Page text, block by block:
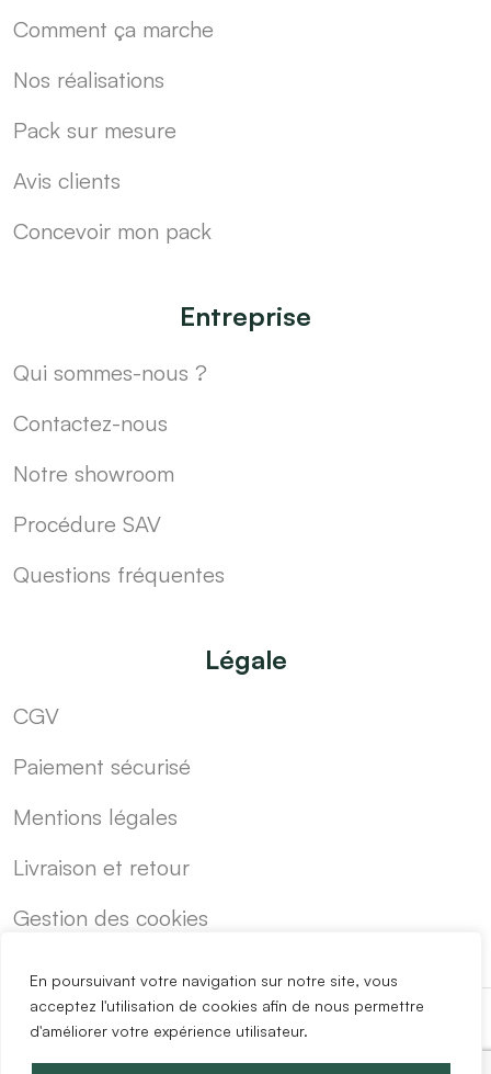
En poursuivant votre navigation sur notre site, vous
acceptez l'utilisation de cookies afin de nous permettre
d'améliorer votre expérience utilisateur.
Comment ça marche
Nos réalisations
Pack sur mesure
Avis clients
Concevoir mon pack
Entreprise
Qui sommes-nous ?
Contactez-nous
Notre showroom
Procédure SAV
Questions fréquentes
Légale
CGV
Paiement sécurisé
Mentions légales
Livraison et retour
Gestion des cookies
-